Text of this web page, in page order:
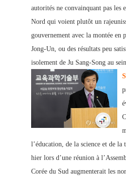
autorités ne convainquant pas les
Nord qui voient plutôt un
gouvernement avec la montée en
Jong-Un, ou des résultats peu
isolement de Ju Sang-Song au
l’éducation, de la science et de la
hier lors d’une réunion à
Corée du Sud augmenterait les